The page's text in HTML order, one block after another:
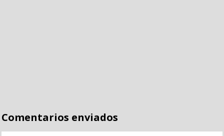
Comentarios enviados